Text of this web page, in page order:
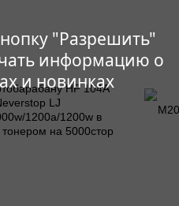
"Разрешить"
информацию о
и новинках